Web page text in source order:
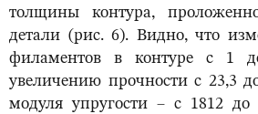
толщины контура,
детали (рис. 6). Видно, что
филаментов в контуре с 1
увеличению прочности с 23,3
модуля упругости – с 1812